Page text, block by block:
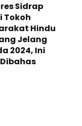
Sidrap
Tokoh
Hindu
Jelang
2024, Ini